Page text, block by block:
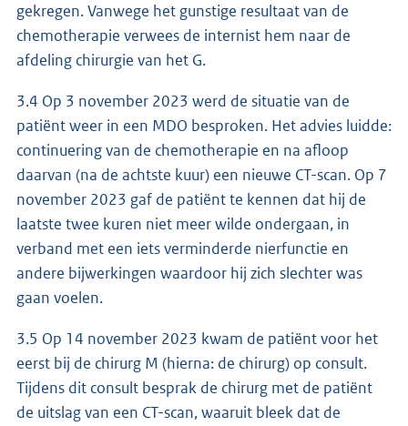
gekregen. Vanwege het gunstige resultaat van de
chemotherapie verwees de internist hem naar de
afdeling chirurgie van het G.
3.4 Op 3 november 2023 werd de situatie van de
patiënt weer in een MDO besproken. Het advies luidde:
continuering van de chemotherapie en na afloop
daarvan (na de achtste kuur) een nieuwe CT-scan. Op 7
november 2023 gaf de patiënt te kennen dat hij de
laatste twee kuren niet meer wilde ondergaan, in
verband met een iets verminderde nierfunctie en
andere bijwerkingen waardoor hij zich slechter was
gaan voelen.
3.5 Op 14 november 2023 kwam de patiënt voor het
eerst bij de chirurg M (hierna: de chirurg) op consult.
Tijdens dit consult besprak de chirurg met de patiënt
de uitslag van een CT-scan, waaruit bleek dat de